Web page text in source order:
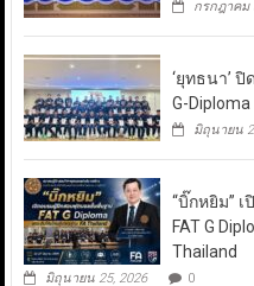
กรกฎาคม
‘ยุทธนา’
G-Diploma
มิถุนายน
“บิ๊กหยิม”
FAT G
Thailand
มิถุนายน 25, 2026 0